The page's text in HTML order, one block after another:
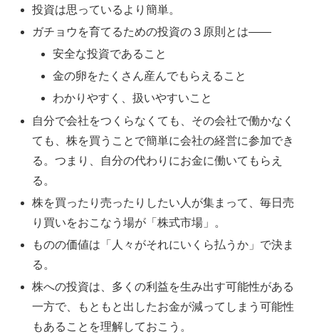
投資は思っているより簡単。
ガチョウを育てるための投資の３原則とは――
安全な投資であること
金の卵をたくさん産んでもらえること
わかりやすく、扱いやすいこと
自分で会社をつくらなくても、その会社で働かなく
ても、株を買うことで簡単に会社の経営に参加でき
る。つまり、自分の代わりにお金に働いてもらえ
る。
株を買ったり売ったりしたい人が集まって、毎日売
り買いをおこなう場が「株式市場」。
ものの価値は「人々がそれにいくら払うか」で決ま
る。
株への投資は、多くの利益を生み出す可能性がある
一方で、もともと出したお金が減ってしまう可能性
もあることを理解しておこう。